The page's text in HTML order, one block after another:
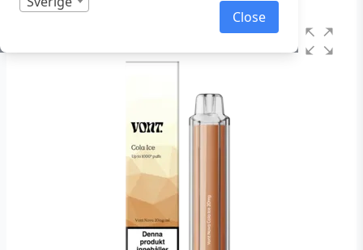
Close